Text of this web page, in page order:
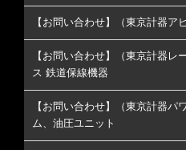
【お問い合わせ】（東京計器ア
【お問い合わせ】（東京計器レ
ス 鉄道保線機器
【お問い合わせ】（東京計器パ
ム、油圧ユニット